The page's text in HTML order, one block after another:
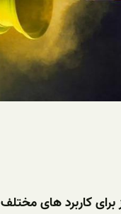
کاربرد های مختلف